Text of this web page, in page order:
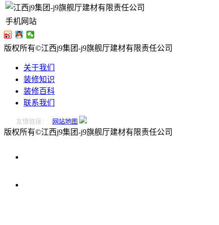
手机网站
版权所有©江西j9集团-j9旗舰厅建材有限责任公司
关于我们
装修知识
装修百科
联系我们
友情链接： 网站地图
版权所有©江西j9集团-j9旗舰厅建材有限责任公司